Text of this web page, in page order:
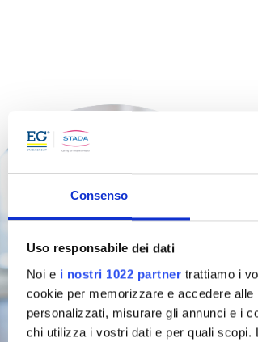
Consenso
Uso responsabile dei dati
Noi e i nostri 1022 partner trattiamo i
cookie per memorizzare e accedere
personalizzati, misurare gli annunci e i
chi utilizza i vostri dati e per quali